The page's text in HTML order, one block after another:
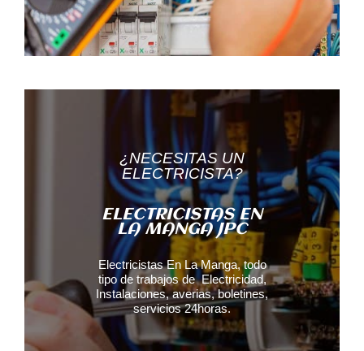
¿NECESITAS UN
ELECTRICISTA?
ELECTRICISTAS EN
LA MANGA JPC
Electricistas En La Manga, todo
tipo de trabajos de Electricidad,
Instalaciones, averias, boletines,
servicios 24horas.